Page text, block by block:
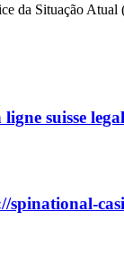
da Situação
suisse
spinational-